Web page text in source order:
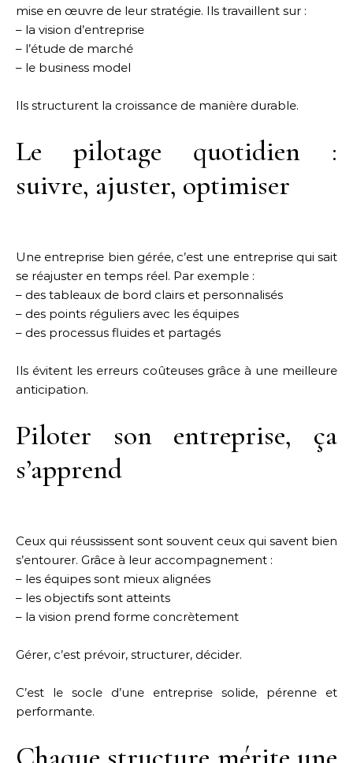
mise en œuvre de leur stratégie. Ils travaillent sur :
– la vision d’entreprise
– l’étude de marché
– le business model
Ils structurent la croissance de manière durable.
Le pilotage quotidien :
suivre, ajuster, optimiser
Une entreprise bien gérée, c’est une entreprise qui sait
se réajuster en temps réel. Par exemple :
– des tableaux de bord clairs et personnalisés
– des points réguliers avec les équipes
– des processus fluides et partagés
Ils évitent les erreurs coûteuses grâce à une meilleure
anticipation.
Piloter son entreprise, ça
s’apprend
Ceux qui réussissent sont souvent ceux qui savent bien
s’entourer. Grâce à leur accompagnement :
– les équipes sont mieux alignées
– les objectifs sont atteints
– la vision prend forme concrètement
Gérer, c’est prévoir, structurer, décider.
C’est le socle d’une entreprise solide, pérenne et
performante.